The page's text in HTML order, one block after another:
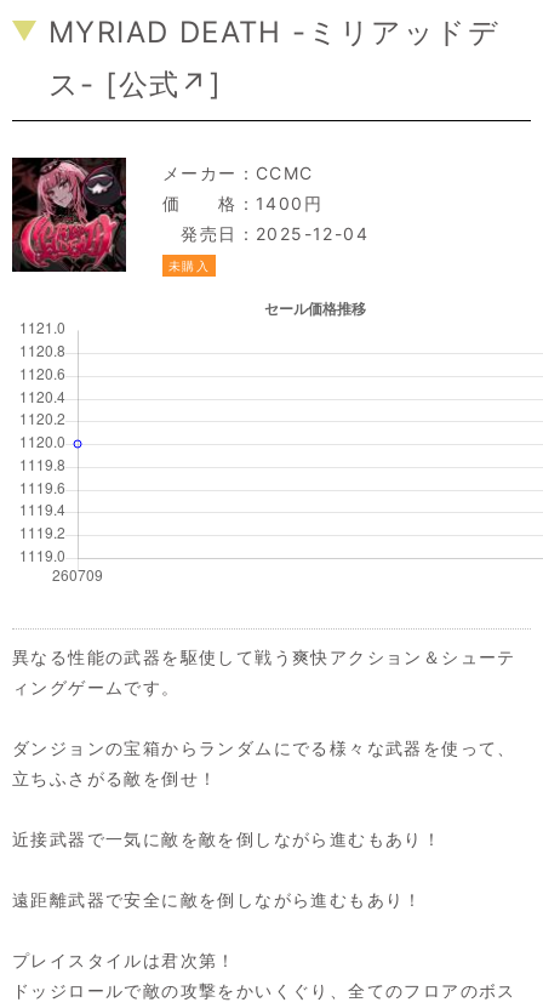
MYRIAD DEATH -ミリアッドデ
ス- [公式↗ ]
メーカー： CCMC
価 格：1400円
発売日：2025-12-04
未購入
異なる性能の武器を駆使して戦う爽快アクション＆シューテ
ィングゲームです。
ダンジョンの宝箱からランダムにでる様々な武器を使って、
立ちふさがる敵を倒せ！
近接武器で一気に敵を敵を倒しながら進むもあり！
遠距離武器で安全に敵を倒しながら進むもあり！
プレイスタイルは君次第！
ドッジロールで敵の攻撃をかいくぐり、全てのフロアのボス